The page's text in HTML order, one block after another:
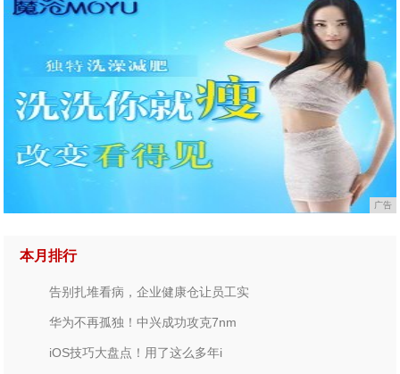
广告
本月排行
告别扎堆看病，企业健康仓让员工实
华为不再孤独！中兴成功攻克7nm
iOS技巧大盘点！用了这么多年i